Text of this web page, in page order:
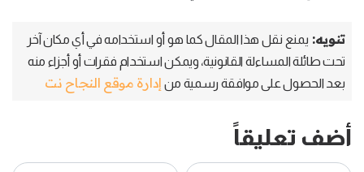
تنويه: يمنع نقل هذا المقال كما هو أو استخدامه في أي مكان آخر
تحت طائلة المساءلة القانونية، ويمكن استخدام فقرات أو أجزاء منه
بعد الحصول على موافقة رسمية من إدارة موقع النجاح نت
أضف تعليقاً